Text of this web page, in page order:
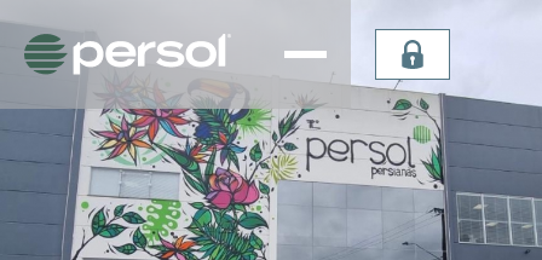
Persiana
Vertical
Sheer
Persiana
Vertical
Double
Vision
Plissada
Celular
Celular de
Teto
Verticel
Dual Sky
Light